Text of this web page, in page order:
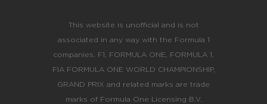
This website is unofficial and is not
associated in any way with the Formula 1
companies. F1, FORMULA ONE, FORMULA 1,
FIA FORMULA ONE WORLD CHAMPIONSHIP,
GRAND PRIX and related marks are trade
marks of Formula One Licensing B.V.